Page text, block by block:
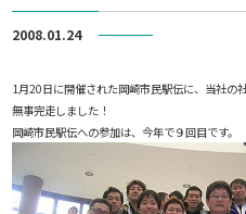
2008.01.24
1月20日に開催された岡崎市民駅伝に、当社の
無事完走しました！
岡崎市民駅伝への参加は、今年で９回目です。